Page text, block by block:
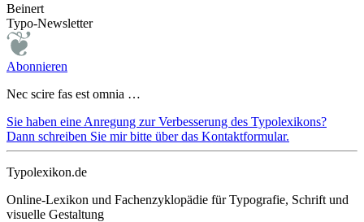
Beinert
Typo-Newsletter
Abonnieren
Nec scire fas est omnia …
Sie haben eine Anregung zur Verbesserung des Typolexikons?
Dann schreiben Sie mir bitte über das Kontaktformular.
Typolexikon.de
Online-Lexikon und Fachenzyklopädie für Typografie, Schrift und
visuelle Gestaltung